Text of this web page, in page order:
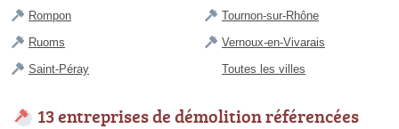
Rompon
Ruoms
Saint-Péray
Tournon-sur-Rhône
Vernoux-en-Vivarais
Toutes les villes
13 entreprises de démolition référencées